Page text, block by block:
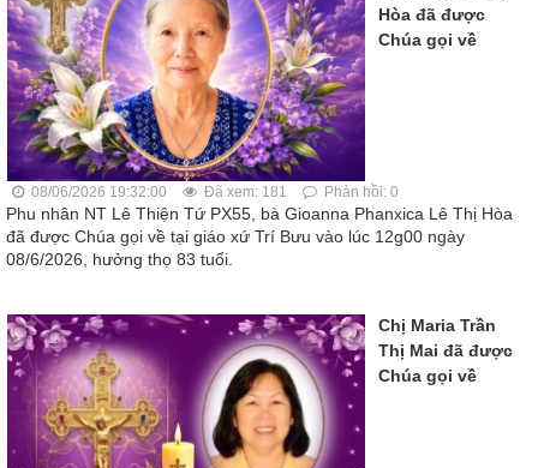
Hòa đã được
Chúa gọi về
08/06/2026 19:32:00 Đã xem: 181 Phản hồi: 0
Phu nhân NT Lê Thiện Tứ PX55, bà Gioanna Phanxica Lê Thị Hòa
đã được Chúa gọi về tại giáo xứ Trí Bưu vào lúc 12g00 ngày
08/6/2026, hưởng thọ 83 tuổi.
Chị Maria Trần
Thị Mai đã được
Chúa gọi về